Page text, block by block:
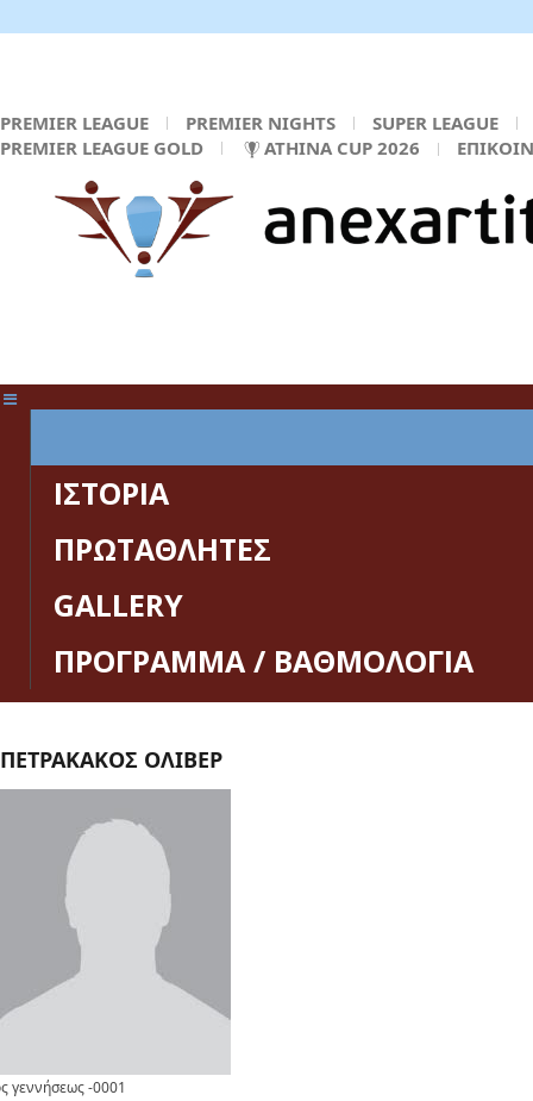
PREMIER LEAGUE PREMIER NIGHTS
SUPER LEAGUE
PREMIER LEAGUE GOLD
ATHINA CUP 2026
ΙΣΤΟΡΙΑ
ΠΡΩΤΑΘΛΗΤΕΣ
GALLERY
ΠΡΟΓΡΑΜΜΑ / ΒΑΘΜΟΛΟΓΙΑ
ΠΕΤΡΑΚΑΚΟΣ ΟΛΙΒΕΡ
γεννήσεως-0001